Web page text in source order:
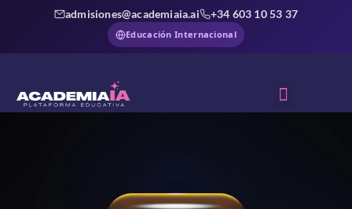
admisiones@academiaia.ai +34 603 10 53 37
Educación Internacional